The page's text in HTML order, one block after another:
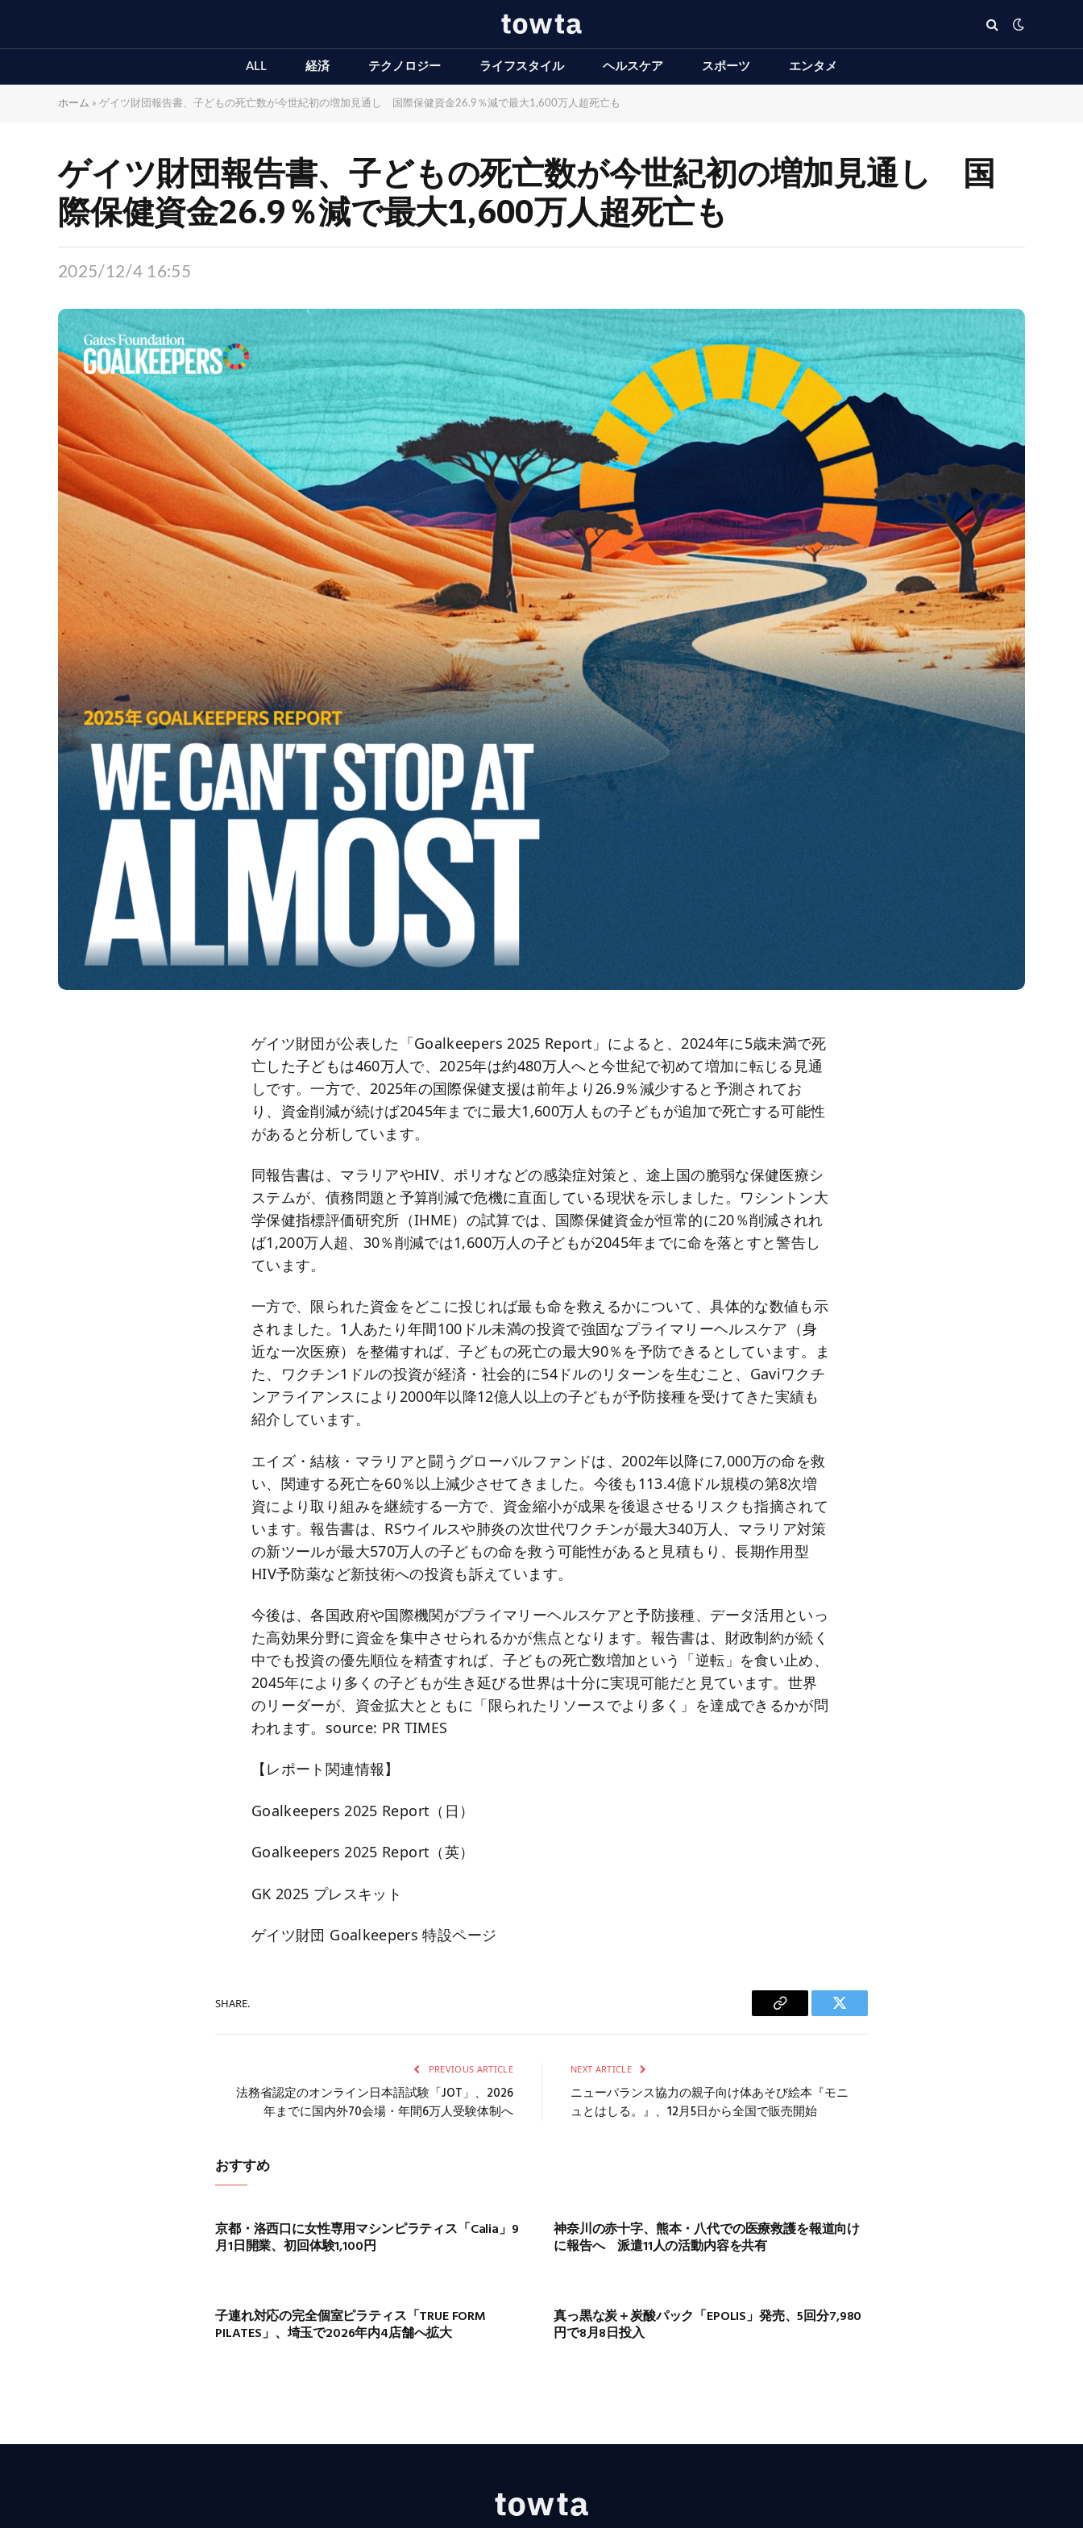
ALL 経済 テクノロジー ライフスタイル ヘルスケア スポーツ エンタメ
ホーム » ゲイツ財団報告書、子どもの死亡数が今世紀初の増加見通し 国際保健資金26.9％減で最大1,600万人超死亡も
ゲイツ財団報告書、子どもの死亡数が今世紀初の増加見通し 国
際保健資金26.9％減で最大1,600万人超死亡も
2025/12/4 16:55
ゲイツ財団が公表した「Goalkeepers 2025 Report」によると、2024年に5歳未満で死
亡した子どもは460万人で、2025年は約480万人へと今世紀で初めて増加に転じる見通
しです。一方で、2025年の国際保健支援は前年より26.9％減少すると予測されてお
り、資金削減が続けば2045年までに最大1,600万人もの子どもが追加で死亡する可能性
があると分析しています。
同報告書は、マラリアやHIV、ポリオなどの感染症対策と、途上国の脆弱な保健医療シ
ステムが、債務問題と予算削減で危機に直面している現状を示しました。ワシントン大
学保健指標評価研究所（IHME）の試算では、国際保健資金が恒常的に20％削減されれ
ば1,200万人超、30％削減では1,600万人の子どもが2045年までに命を落とすと警告し
ています。
一方で、限られた資金をどこに投じれば最も命を救えるかについて、具体的な数値も示
されました。1人あたり年間100ドル未満の投資で強固なプライマリーヘルスケア（身
近な一次医療）を整備すれば、子どもの死亡の最大90％を予防できるとしています。ま
た、ワクチン1ドルの投資が経済・社会的に54ドルのリターンを生むこと、Gaviワクチ
ンアライアンスにより2000年以降12億人以上の子どもが予防接種を受けてきた実績も
紹介しています。
エイズ・結核・マラリアと闘うグローバルファンドは、2002年以降に7,000万の命を救
い、関連する死亡を60％以上減少させてきました。今後も113.4億ドル規模の第8次増
資により取り組みを継続する一方で、資金縮小が成果を後退させるリスクも指摘されて
います。報告書は、RSウイルスや肺炎の次世代ワクチンが最大340万人、マラリア対策
の新ツールが最大570万人の子どもの命を救う可能性があると見積もり、長期作用型
HIV予防薬など新技術への投資も訴えています。
今後は、各国政府や国際機関がプライマリーヘルスケアと予防接種、データ活用といっ
た高効果分野に資金を集中させられるかが焦点となります。報告書は、財政制約が続く
中でも投資の優先順位を精査すれば、子どもの死亡数増加という「逆転」を食い止め、
2045年により多くの子どもが生き延びる世界は十分に実現可能だと見ています。世界
のリーダーが、資金拡大とともに「限られたリソースでより多く」を達成できるかが問
われます。source: PR TIMES
【レポート関連情報】
Goalkeepers 2025 Report（日）
Goalkeepers 2025 Report（英）
GK 2025 プレスキット
ゲイツ財団 Goalkeepers 特設ページ
SHARE.
Copy
Twitter
PREVIOUS ARTICLE
法務省認定のオンライン日本語試験「JOT」、2026
年までに国内外70会場・年間6万人受験体制へ
NEXT ARTICLE
ニューバランス協力の親子向け体あそび絵本『モニ
ュとはしる。』、12月5日から全国で販売開始
おすすめ
京都・洛西口に女性専用マシンピラティス「Calia」9
月1日開業、初回体験1,100円
神奈川の赤十字、熊本・八代での医療救護を報道向け
に報告へ 派遣11人の活動内容を共有
子連れ対応の完全個室ピラティス「TRUE FORM
PILATES」、埼玉で2026年内4店舗へ拡大
真っ黒な炭＋炭酸パック「EPOLIS」発売、5回分7,980
円で8月8日投入